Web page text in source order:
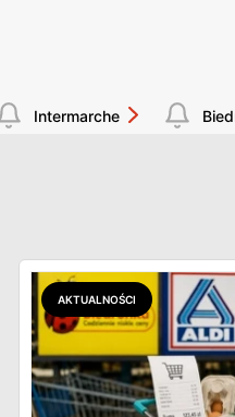
Intermarche
AKTUALNOŚCI